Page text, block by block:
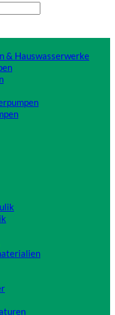
& Hauswasserwerke